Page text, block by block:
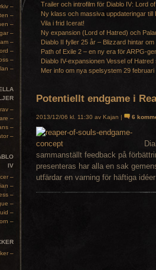
–
–
–
–
–
–
–
–
–
–
–
–
IV
–
–
–
–
–
–
–
Trailer och introfilm för Diablo IV: Lord
Ny klass och massiva uppdateringar till
Vila i frid Icerat!
Ny expansion (Lord of Hatred) och
Diablo II fyller 25 år – Blizzard hintar om
Path of Exile 2 – en ny era för ARPG-
Diablo IV-expansionen Vessel of
Mer info om nya spelsystem 29 februari
Potentiellt endgame i
2013/12/06 kl. 11:30 av Kajan | 6
sammanställt feedback på
presenteras har alla en sak
utfärdar en varning för häftiga